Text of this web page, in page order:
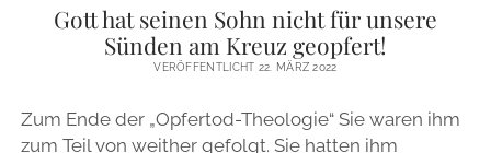
IMPRESSUM
instagram
email
Gott hat seinen Sohn nicht für unsere
Sünden am Kreuz geopfert!
VERÖFFENTLICHT 22. MÄRZ 2022
Zum Ende der „Opfertod-Theologie“ Sie waren ihm
zum Teil von weither gefolgt. Sie hatten ihm